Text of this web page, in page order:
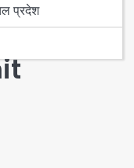
प्रदेश